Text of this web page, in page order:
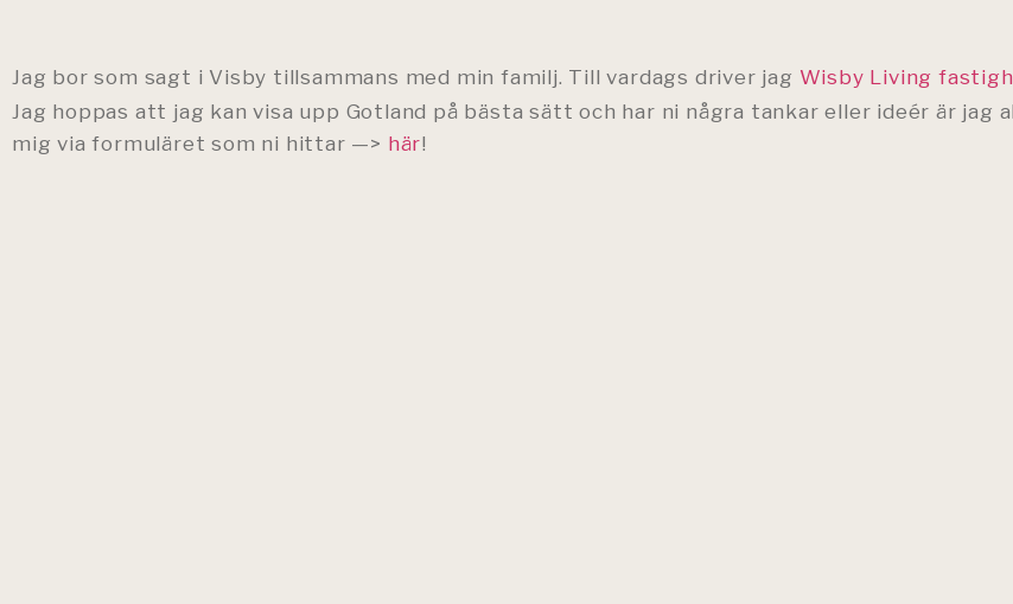
Jag bor som sagt i Visby tillsammans med min familj. Till vardags driver jag Wisby Living
Jag hoppas att jag kan visa upp Gotland på bästa sätt och har ni några tankar eller ideér är
mig via formuläret som ni hittar —> här!